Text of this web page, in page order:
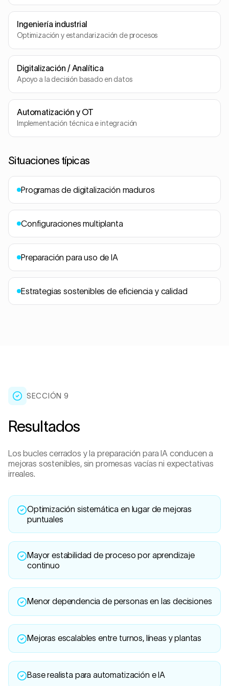
Ingeniería industrial
Optimización y estandarización de procesos
Digitalización / Analítica
Apoyo a la decisión basado en datos
Automatización y OT
Implementación técnica e integración
Situaciones típicas
Programas de digitalización maduros
Configuraciones multiplanta
Preparación para uso de IA
Estrategias sostenibles de eficiencia y calidad
SECCIÓN 9
Resultados
Los bucles cerrados y la preparación para IA conducen a
mejoras sostenibles, sin promesas vacías ni expectativas
irreales.
Optimización sistemática en lugar de mejoras
puntuales
Mayor estabilidad de proceso por aprendizaje
continuo
Menor dependencia de personas en las decisiones
Mejoras escalables entre turnos, líneas y plantas
Base realista para automatización e IA